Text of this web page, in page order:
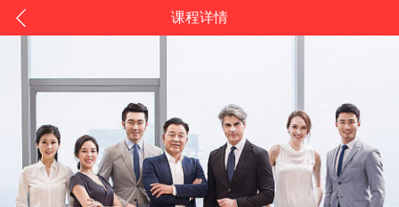
课程详情